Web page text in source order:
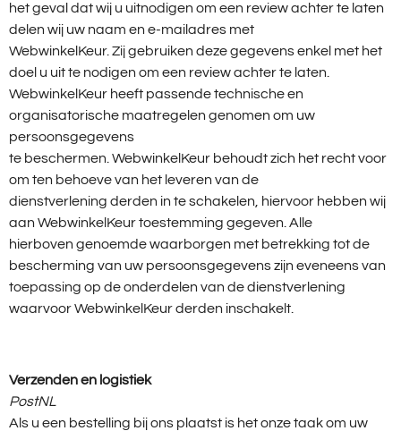
het geval dat wij u uitnodigen om een review achter te laten
delen wij uw naam en e-mailadres met
WebwinkelKeur. Zij gebruiken deze gegevens enkel met het
doel u uit te nodigen om een review achter te laten.
WebwinkelKeur heeft passende technische en
organisatorische maatregelen genomen om uw
persoonsgegevens
te beschermen. WebwinkelKeur behoudt zich het recht voor
om ten behoeve van het leveren van de
dienstverlening derden in te schakelen, hiervoor hebben wij
aan WebwinkelKeur toestemming gegeven. Alle
hierboven genoemde waarborgen met betrekking tot de
bescherming van uw persoonsgegevens zijn eveneens van
toepassing op de onderdelen van de dienstverlening
waarvoor WebwinkelKeur derden inschakelt.
Verzenden en logistiek
PostNL
Als u een bestelling bij ons plaatst is het onze taak om uw